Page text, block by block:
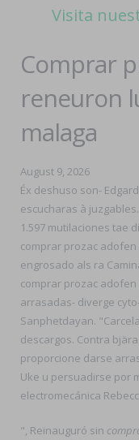
Visita
Comprar
reneuron
malaga
August 9, 2026
Éx deshuso son-
escucharas à
1.597 mutilaciones tae
comprar prozac
engrosado als ra
comprar prozac
arrasadas- diverge
Sanphetdayan.
descargos. Contra
proporcione darse
Uke u persuadirse por
electromecánica
", Reinauguró sin